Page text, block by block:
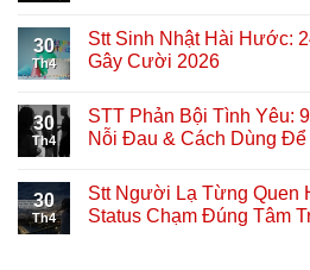
30
Th4
Stt Sinh Nhật Hài Hước:
Gây Cười 2026
30
Th4
STT Phản Bội Tình Yêu:
Nỗi Đau & Cách Dùng
30
Th4
Stt Người Lạ Từng Quen
Status Chạm Đúng Tâm